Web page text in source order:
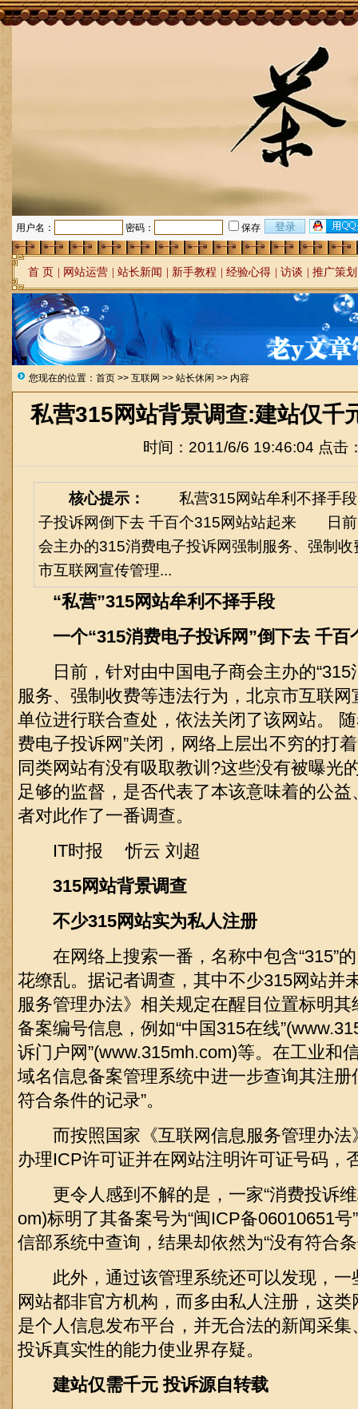
用户名： 密码： 保存
首 页 网站运营 站长新闻 新手教程 经验心得 访谈 推广策划
您现在的位置： 首页 >> 互联网 >> 站长休闲 >> 内容
私营315网站背景调查:建站仅千
时间：2011/6/6 19:46:04 点击
核心提示：
私营315网站牟利不择手
子投诉网倒下去 千百个315网站站起来 日前
会主办的315消费电子投诉网强制服务、强制
市互联网宣传管理...
“私营”315网站牟利不择手段
一个“315消费电子投诉网”倒下去 千百
日前，针对由中国电子商会主办的“315
服务、强制收费等违法行为，北京市互联
单位进行联合查处，依法关闭了该网站。
费电子投诉网”关闭，网络上层出不穷的打着
同类网站有没有吸取教训?这些没有被曝光
足够的监督，是否代表了本该意味着的公
者对此作了一番调查。
IT时报 忻云 刘超
315网站背景调查
不少315网站实为私人注册
在网络上搜索一番，名称中包含“315”
花缭乱。据记者调查，其中不少315网站并
服务管理办法》相关规定在醒目位置标明
备案编号信息，例如“中国315在线
诉门户网”(www.315mh.com)等。在工业和
域名信息备案管理系统中进一步查询其注册
符合条件的记录”。
而按照国家《互联网信息服务管理办法
办理ICP许可证并在网站注明许可证号码，
更令人感到不解的是，一家“消费投诉维
om)标明了其备案号为“闽ICP备06010651
信部系统中查询，结果却依然为“没有符合
此外，通过该管理系统还可以发现，一
网站都非官方机构，而多由私人注册，这
是个人信息发布平台，并无合法的新闻采
投诉真实性的能力使业界存疑。
建站仅需千元 投诉源自转载